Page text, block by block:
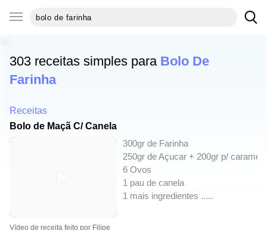
303 receitas simples para Bolo De
Farinha
Receitas
Bolo de Maçã C/ Canela
300gr de Farinha
250gr de Açucar + 200gr p/ caramelo
6 Ovos
1 pau de canela
1 mais ingredientes .....
Vídeo de receita feito por Filipe